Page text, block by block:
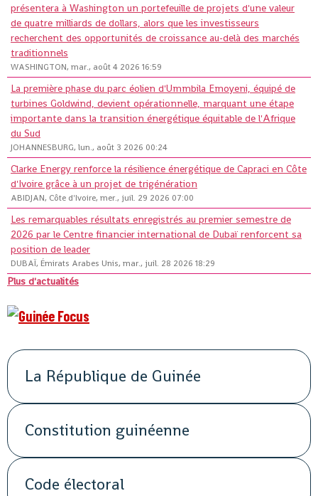
présentera à Washington un portefeuille de projets d'une valeur
de quatre milliards de dollars, alors que les investisseurs
recherchent des opportunités de croissance au-delà des marchés
traditionnels
WASHINGTON, mar., août 4 2026 16:59
La première phase du parc éolien d'Ummbila Emoyeni, équipé de
turbines Goldwind, devient opérationnelle, marquant une étape
importante dans la transition énergétique équitable de l'Afrique
du Sud
JOHANNESBURG, lun., août 3 2026 00:24
Clarke Energy renforce la résilience énergétique de Capraci en Côte
d'Ivoire grâce à un projet de trigénération
ABIDJAN, Côte d'Ivoire, mer., juil. 29 2026 07:00
Les remarquables résultats enregistrés au premier semestre de
2026 par le Centre financier international de Dubaï renforcent sa
position de leader
DUBAÏ, Émirats Arabes Unis, mar., juil. 28 2026 18:29
Plus d'actualités
La République de Guinée
Constitution guinéenne
Code électoral